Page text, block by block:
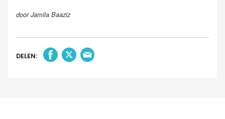
door Jamila Baaziz
DELEN: